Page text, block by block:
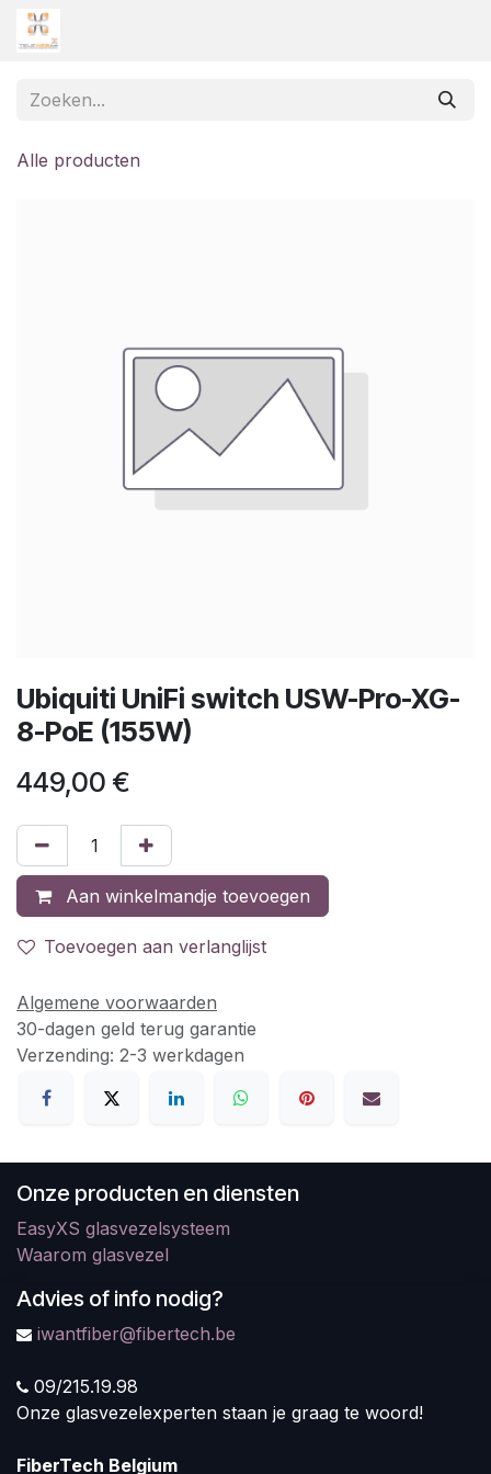
Overslaan naar inhoud
Alle producten
Ubiquiti UniFi switch USW-Pro-XG-
8-PoE (155W)
449,00 €
Aan winkelmandje toevoegen
Toevoegen aan verlanglijst
Algemene voorwaarden
30-dagen geld terug garantie
Verzending: 2-3 werkdagen
Onze producten en diensten
EasyXS glasvezelsysteem
Waarom glasvezel
Advies of info nodig?
iwantfiber@fibertech.be
09/215.19.98
Onze glasvezelexperten staan je graag te woord!
FiberTech Belgium